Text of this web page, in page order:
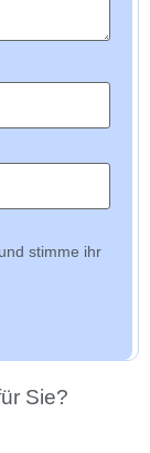
stimme ihr
Sie?